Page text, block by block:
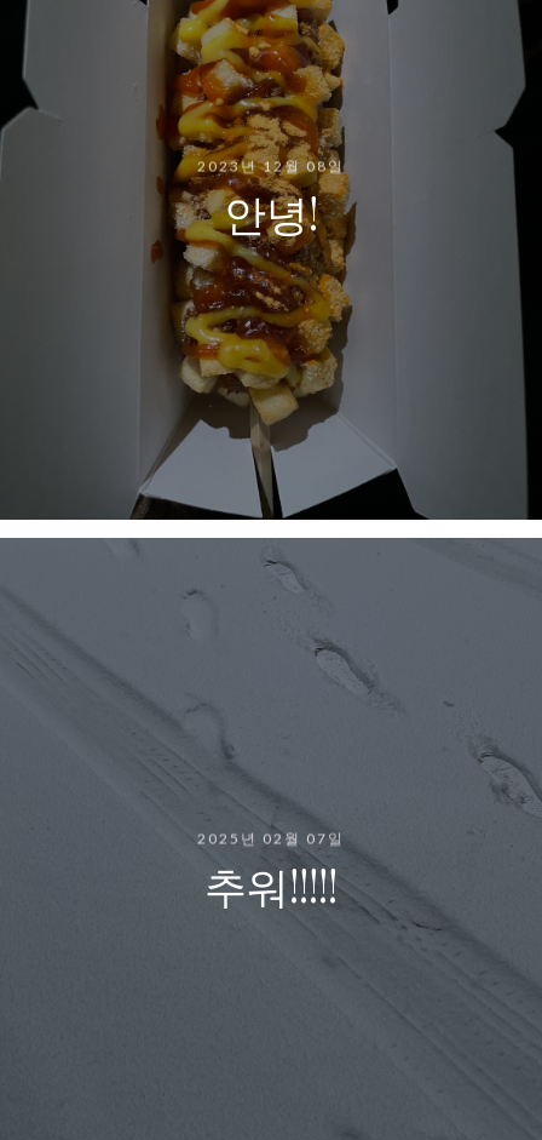
2023년 12월 08일
안녕!
2025년 02월 07일
추워!!!!!